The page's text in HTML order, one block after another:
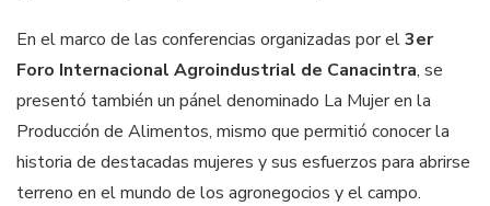
En el marco de las conferencias organizadas por el3er
Foro Internacional Agroindustrial de Canacintra, se
presentó también un pánel denominado La Mujer en la
Producción de Alimentos, mismo que permitió conocer la
historia de destacadas mujeres y sus esfuerzos para abrirse
terreno en el mundo de los agronegocios y el campo.